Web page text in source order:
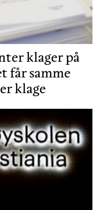
klager på
får samme
klage